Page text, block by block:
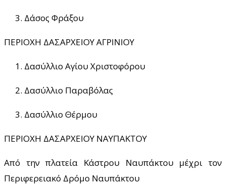
Δάσος Φράξου
ΠΕΡΙΟΧΗ ΔΑΣΑΡΧΕΙΟΥ ΑΓΡΙΝΙΟΥ
Δασύλλιο Αγίου Χριστοφόρου
Δασύλλιο Παραβόλας
Δασύλλιο Θέρμου
ΠΕΡΙΟΧΗ ΔΑΣΑΡΧΕΙΟΥ ΝΑΥΠΑΚΤΟΥ
Από την πλατεία Κάστρου Ναυπάκτου μέχρι τον
Περιφερειακό Δρόμο Ναυπάκτου